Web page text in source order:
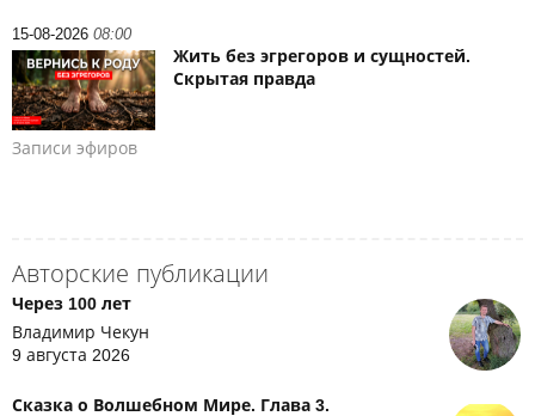
15-08-2026 08:00
Жить без эгрегоров и сущностей.
Скрытая правда
Записи эфиров
Авторские публикации
Через 100 лет
Владимир Чекун
9 августа 2026
Сказка о Волшебном Мире. Глава 3.